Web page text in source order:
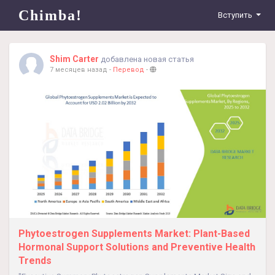
Chimba! Вступить
Shim Carter добавлена новая статья
7 месяцев назад - Перевод -
Phytoestrogen Supplements Market: Plant-Based
Hormonal Support Solutions and Preventive Health
Trends